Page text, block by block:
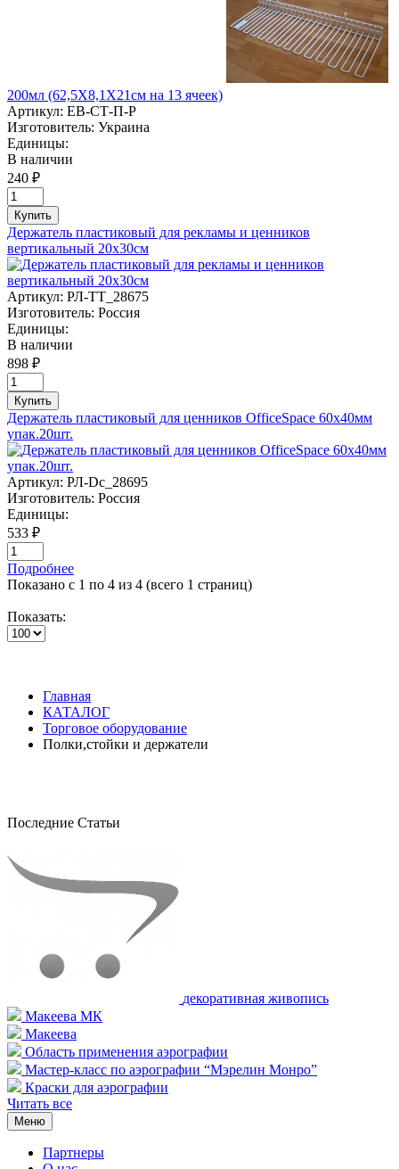
200мл (62,5Х8,1Х21см на 13 ячеек)
Артикул: ЕВ-СТ-П-P
Изготовитель: Украина
Единицы:
В наличии
240 ₽
Купить
Держатель пластиковый для рекламы и ценников
вертикальный 20х30см
Артикул: РЛ-TT_28675
Изготовитель: Россия
Единицы:
В наличии
898 ₽
Купить
Держатель пластиковый для ценников OfficeSpace 60х40мм
упак.20шт.
Артикул: РЛ-Dc_28695
Изготовитель: Россия
Единицы:
533 ₽
Подробнее
Показано с 1 по 4 из 4 (всего 1 страниц)
Показать:
Главная
КАТАЛОГ
Торговое оборудование
Полки,стойки и держатели
Последние Статьи
декоративная живопись
Макеева МК
Макеева
Область применения аэрографии
Мастер-класс по аэрографии “Мэрелин Монро”
Краски для аэрографии
Читать все
Меню
Партнеры